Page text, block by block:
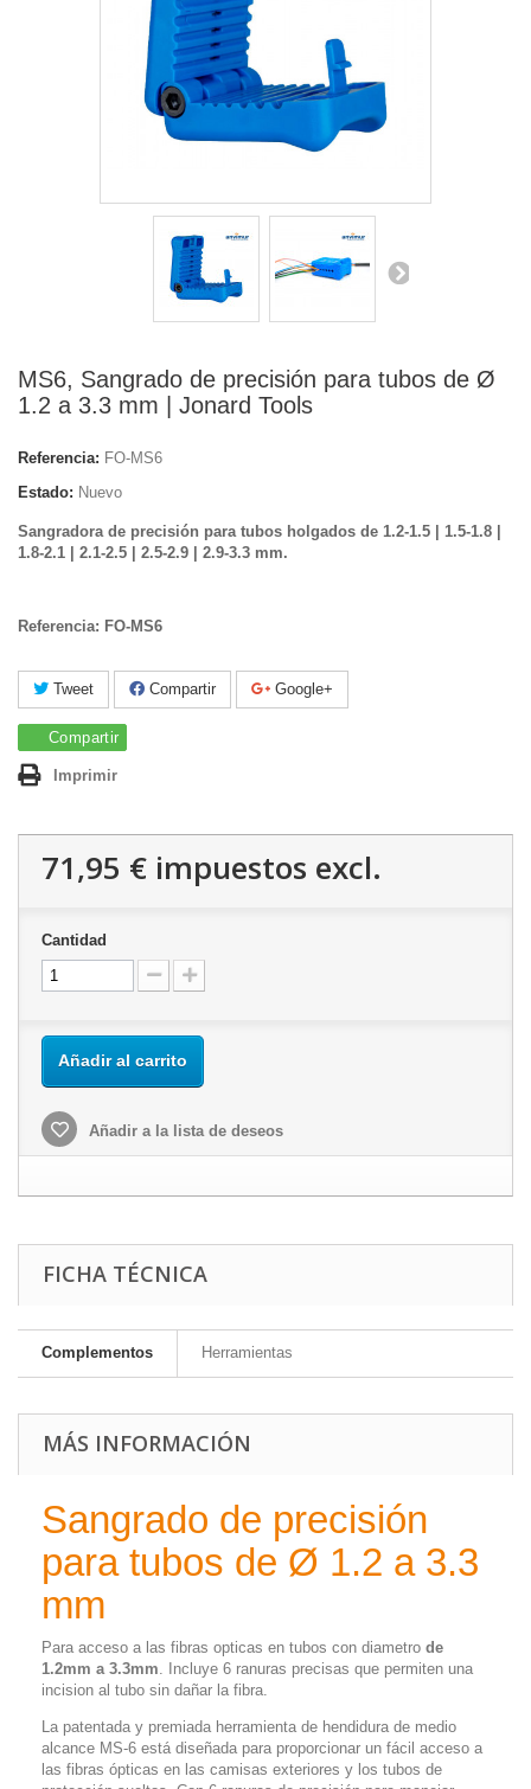
MS6, Sangrado de precisión para tubos de Ø
1.2 a 3.3 mm | Jonard Tools
Referencia: FO-MS6
Estado: Nuevo
Sangradora de precisión para tubos holgados de 1.2-1.5 | 1.5-1.8 |
1.8-2.1 | 2.1-2.5 | 2.5-2.9 | 2.9-3.3 mm.
Referencia: FO-MS6
Tweet Compartir Google+
Compartir
Imprimir
71,95 € impuestos excl.
Cantidad
Añadir al carrito
Añadir a la lista de deseos
FICHA TÉCNICA
Complementos Herramientas
MÁS INFORMACIÓN
Sangrado de precisión
para tubos de Ø 1.2 a 3.3
mm
Para acceso a las fibras opticas en tubos con diametro de
1.2mm a 3.3mm . Incluye 6 ranuras precisas que permiten una
incision al tubo sin dañar la fibra
La patentada y premiada herramienta de hendidura de medio
alcance MS-6 está diseñada para proporcionar un fácil acceso a
las fibras ópticas en las camisas exteriores y los tubos de